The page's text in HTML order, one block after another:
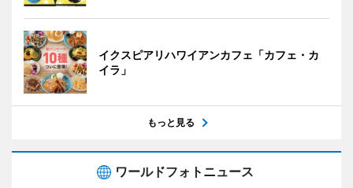
イクスピアリハワイアンカフェ「カフェ・カ
イラ」
もっと見る
ワールドフォトニュース